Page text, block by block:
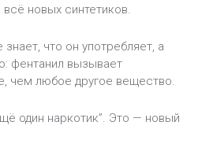
новых синтетиков.
что он употребляет, а
фентанил вызывает
чем любое другое вещество.
один наркотик”. Это — новый